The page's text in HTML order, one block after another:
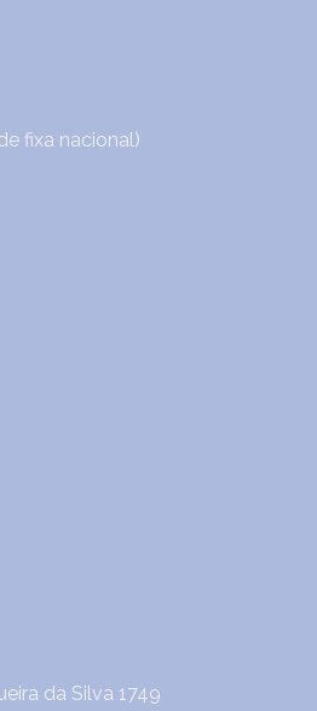
fixa nacional)
da Silva 1749